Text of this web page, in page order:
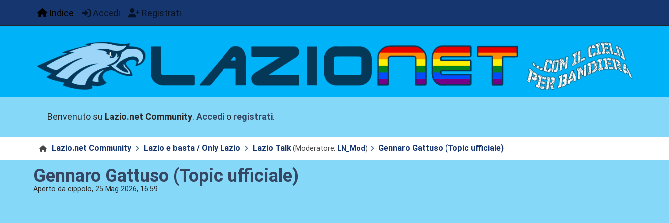
Indice Accedi Registrati
Benvenuto su Lazio.net Community.Accedi o registrati.
Lazio.net Community Lazio e basta / Only Lazio Lazio Talk(Moderatore: LN_Mod) Gennaro Gattuso (Topic ufficiale)
Gennaro Gattuso (Topic ufficiale)
Aperto da cippolo, 25 Mag 2026, 16:59